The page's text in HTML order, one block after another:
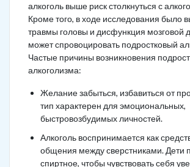
алкоголь выше риск столкнуться с
Кроме того, в ходе исследования было
травмы головы и дисфункция мозговой
может спровоцировать подростковый
Частые причины возникновения
алкоголизма:
Желание забыться, избавиться от
тип характерен для эмоциональных,
быстровозбудимых личностей.
Алкоголь воспринимается как
общения между сверстниками. Дети
спиртное, чтобы чувствовать себя